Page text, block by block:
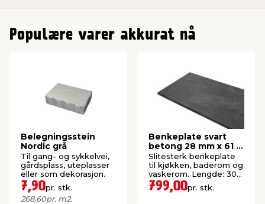
Populære varer akkurat nå
Belegningsstein
Nordic grå
Til gang- og sykkelvei,
gårdsplass, uteplasser
eller som dekorasjon.
7,90pr. stk.
268,60pr. m2.
Benkeplate svart
betong 28 mm x 61 x
300 cm
Slitesterk benkeplate
til kjøkken, baderom og
vaskerom. Lengde: 300
cm.
799,00pr. stk.